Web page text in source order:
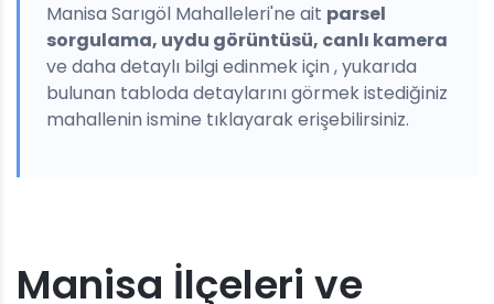
Manisa Sarıgöl Mahalleleri'ne ait parsel
sorgulama, uydu görüntüsü, canlı kamera
ve daha detaylı bilgi edinmek için , yukarıda
bulunan tabloda detaylarını görmek istediğiniz
mahallenin ismine tıklayarak erişebilirsiniz.
Manisa İlçeleri ve